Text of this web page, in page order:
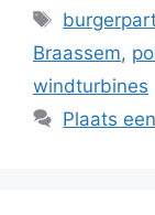
Tags
Braassem,
windturbines
Plaats